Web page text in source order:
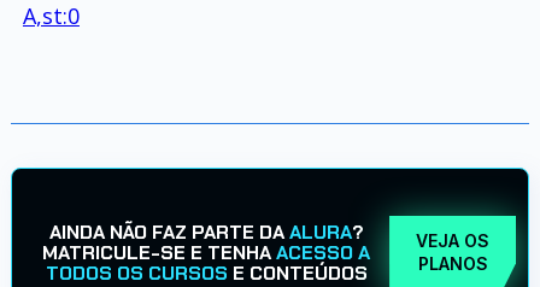
A,st:0
AINDA NÃO FAZ PARTE DAALURA?
MATRICULE-SE E TENHAACESSO A
TODOS OS CURSOS E CONTEÚDOS
VEJA OS
PLANOS